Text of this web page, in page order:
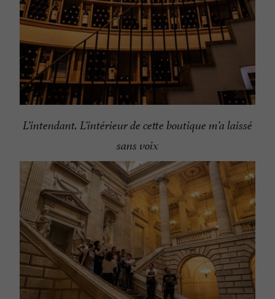
L’intendant. L’intérieur de cette boutique m’a laissé
sans voix